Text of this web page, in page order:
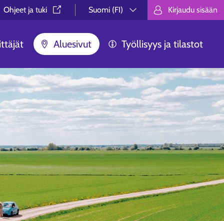
Ohjeet ja tuki⁠
Suomi (FI)
Valitse kieli. Välj språk. Choose
Kirjaudu sisään
Aluesivut Työllisyys ja tilastot